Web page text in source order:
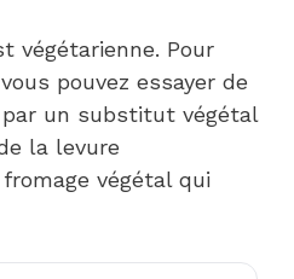
végétarienne. Pour
pouvez essayer de
un substitut végétal
la levure
végétal qui